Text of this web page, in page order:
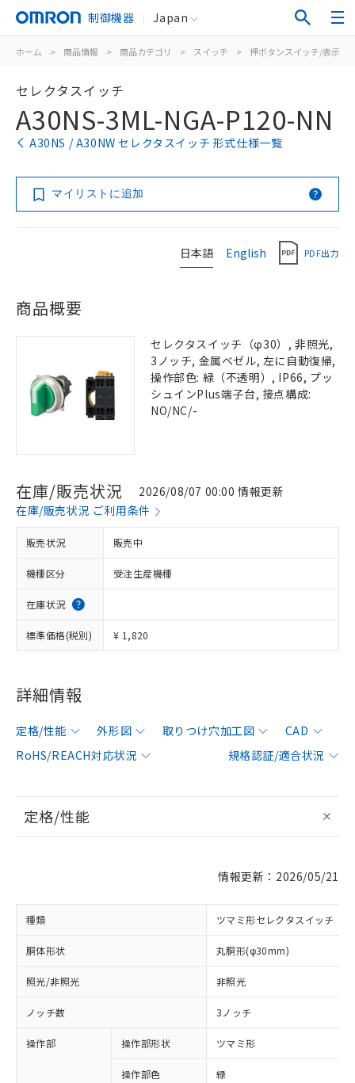
制御機器 Japan
ホーム > 商品情報 > 商品カテゴリ > スイッチ > 押ボタンスイッチ/表示灯
セレクタスイッチ
A30NS-3ML-NGA-P120-NN
A30NS / A30NW セレクタスイッチ 形式仕様一覧
マイリストに追加
日本語 English PDF出力
商品概要
セレクタスイッチ（φ30）, 非照光,
3ノッチ, 金属ベゼル, 左に自動復帰,
操作部色: 緑（不透明）, IP66, プッ
シュインPlus端子台, 接点構成:
NO/NC/-
在庫/販売状況
2026/08/07 00:00 情報更新
在庫/販売状況 ご利用条件
販売状況 販売中
機種区分 受注生産機種
在庫状況
標準価格(税別) ¥ 1,820
詳細情報
定格/性能 外形図 取りつけ穴加工図
CAD
RoHS/REACH対応状況
規格認証/適合状況
定格/性能
情報更新：2026/05/21
種類 ツマミ形セレクタスイッチ
胴体形状 丸胴形(φ30mm)
照光/非照光 非照光
ノッチ数 3ノッチ
操作部 操作部形状 ツマミ形
操作部色 緑